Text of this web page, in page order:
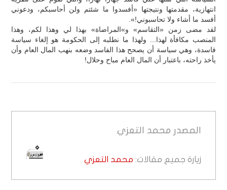
انتهازية، مقدمتها ونتيجتها «أفسدوا ما شئتم ولن أحاسبكم، ودعوني
أفسد ما أشاء ولا تحاسبوني!».
لقد مضى زمن «التقاسم» و»المراضاة» بهذا لي وهذا لكم، وهذا
المنصب مكافأة لهذا... ولهذا ما نطلبه إلى الحكومة هو إلغاء سياسة
فاسدة، وهي سياسة أن يصحح هذا الفاسد وضعه بنهب المال العام وأن
يأخذ راحته، باعتبار أن المال العام مباح وحلال!
المصدر محمد التعزي
زيارة جميع مقالات: محمد التعزي